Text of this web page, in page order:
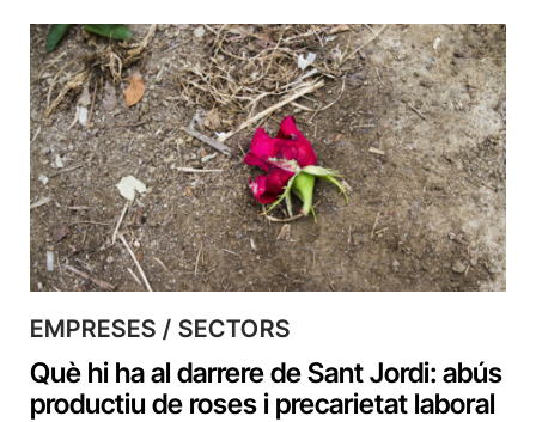
EMPRESES / SECTORS
Què hi ha al darrere de Sant Jordi: abús
productiu de roses i precarietat laboral